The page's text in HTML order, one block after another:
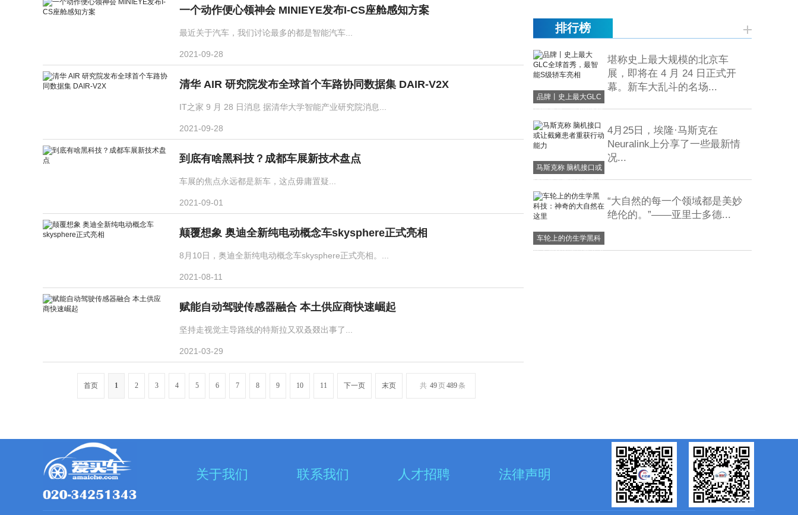
一个动作便心领神会 MINIEYE发布I-CS座舱感知方案
最近关于汽车，我们讨论最多的都是智能汽车...
2021-09-28
清华 AIR 研究院发布全球首个车路协同数据集 DAIR-V2X
IT之家 9 月 28 日消息 据清华大学智能产业研究院消息...
2021-09-28
到底有啥黑科技？成都车展新技术盘点
车展的焦点永远都是新车，这点毋庸置疑...
2021-09-01
颠覆想象 奥迪全新纯电动概念车skysphere正式亮相
8月10日，奥迪全新纯电动概念车skysphere正式亮相。...
2021-08-11
赋能自动驾驶传感器融合 本土供应商快速崛起
坚持走视觉主导路线的特斯拉又双叒叕出事了...
2021-03-29
首页 1 2 3 4 5 6 7 8 9 10 11 下一页 末页 共 49页489条
排行榜
品牌丨史上最大GLC
全球首秀，最智能S级
轿车亮相
堪称史上最大规模的北京车
展，即将在 4 月 24 日正式开
幕。新车大乱斗的名场...
马斯克称 脑机接口或
让截瘫患者重获行动能
力
4月25日，埃隆·马斯克在
Neuralink上分享了一些最新情
况...
车轮上的仿生学黑科
技：神奇的大自然在这
“大自然的每一个领域都是美妙
绝伦的。”——亚里士多德...
关于我们 联系我们 人才招聘 法律声明